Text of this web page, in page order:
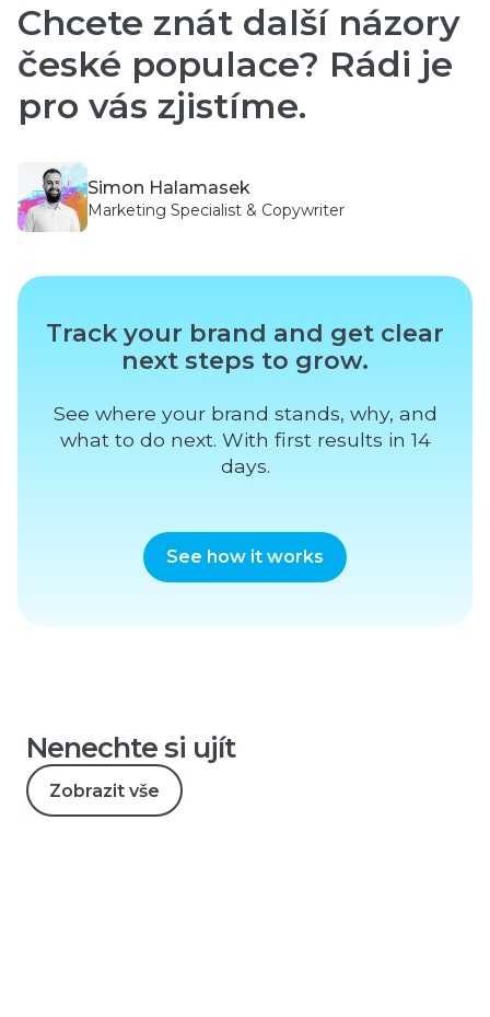
Simon Halamasek
Marketing Specialist & Copywriter
Chcete znát další názory
české populace? Rádi je
pro vás zjistíme.
Track your brand and get clear
next steps to grow.
See where your brand stands, why, and
what to do next. With first results in 14
days.
See how it works
Nenechte si ujít
Zobrazit vše